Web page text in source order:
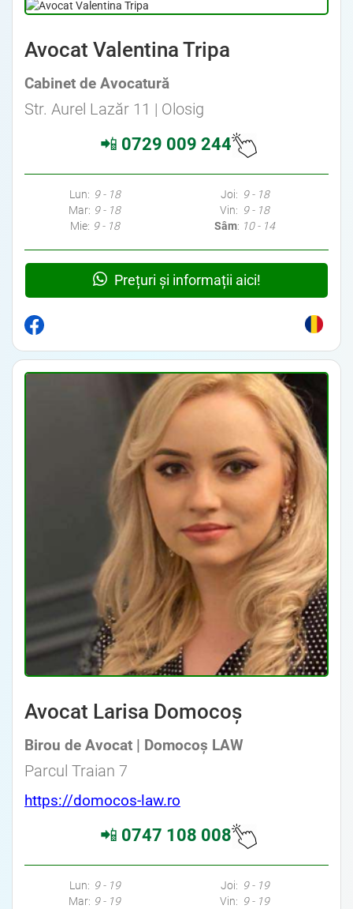
Avocat Valentina Tripa
Cabinet de Avocatură
Str. Aurel Lazăr 11 | Olosig
📲 0729 009 244
Lun: 9 - 18
Mar: 9 - 18
Mie: 9 - 18
Joi: 9 - 18
Vin: 9 - 18
Sâm: 10 - 14
Prețuri și informații aici!
Avocat Larisa Domocoș
Birou de Avocat | Domocoș LAW
Parcul Traian 7
https://domocos-law.ro
📲 0747 108 008
Lun: 9 - 19
Mar: 9 - 19
Joi: 9 - 19
Vin: 9 - 19